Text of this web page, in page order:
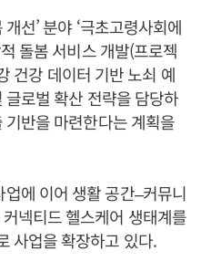
선’ 분야 ‘극초고령사회에
돌봄 서비스 개발(프로젝
건강 데이터 기반 노쇠 예
로벌 확산 전략을 담당하
반을 마련한다는 계획을
에 이어 생활 공간–커뮤니
넥티드 헬스케어 생태계를
사업을 확장하고 있다.